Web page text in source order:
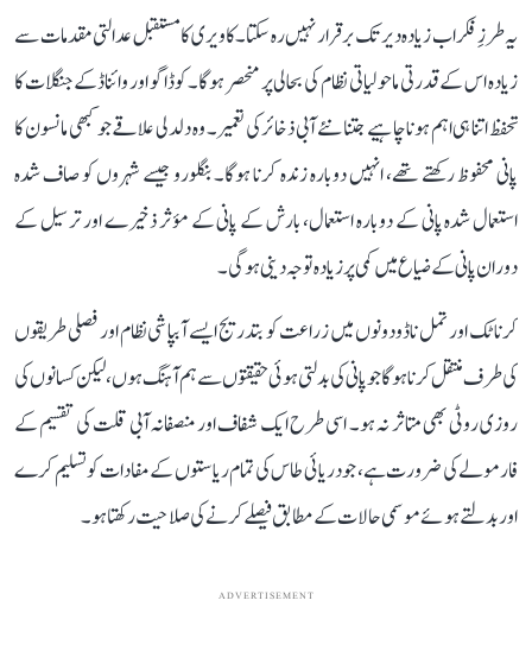
یہ طرزِ فکر اب زیادہ دیر تک برقرار نہیں رہ سکتا۔ کاویری کا مستقبل عدالتی مقدمات سے
زیادہ اس کے قدرتی ماحولیاتی نظام کی بحالی پر منحصر ہوگا۔ کوڈاگو اور وائناڈ کے جنگلات کا
تحفظ اتنا ہی اہم ہونا چاہیے جتنا نئے آبی ذخائر کی تعمیر۔ وہ دلدلی علاقے جو کبھی مانسون کا
پانی محفوظ رکھتے تھے، انہیں دوبارہ زندہ کرنا ہوگا۔ بنگلورو جیسے شہروں کو صاف شدہ
استعمال شدہ پانی کے دوبارہ استعمال، بارش کے پانی کے مؤثر ذخیرے اور ترسیل کے
دوران پانی کے ضیاع میں کمی پر زیادہ توجہ دینی ہوگی۔
کرناٹک اور تمل ناڈو دونوں میں زراعت کو بتدریج ایسے آبپاشی نظام اور فصلی طریقوں
کی طرف منتقل کرنا ہوگا جو پانی کی بدلتی ہوئی حقیقتوں سے ہم آہنگ ہوں، لیکن کسانوں کی
روزی روٹی بھی متاثر نہ ہو۔ اسی طرح ایک شفاف اور منصفانہ آبی قلت کی تقسیم کے
فارمولے کی ضرورت ہے، جو دریائی طاس کی تمام ریاستوں کے مفادات کو تسلیم کرے
اور بدلتے ہوئے موسمی حالات کے مطابق فیصلے کرنے کی صلاحیت رکھتا ہو۔
ADVERTISEMENT